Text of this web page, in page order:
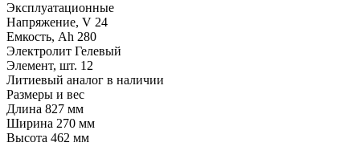
Эксплуатационные
Напряжение, V 24
Емкость, Ah 280
Электролит Гелевый
Элемент, шт. 12
Литиевый аналог в наличии
Размеры и вес
Длина 827 мм
Ширина 270 мм
Высота 462 мм